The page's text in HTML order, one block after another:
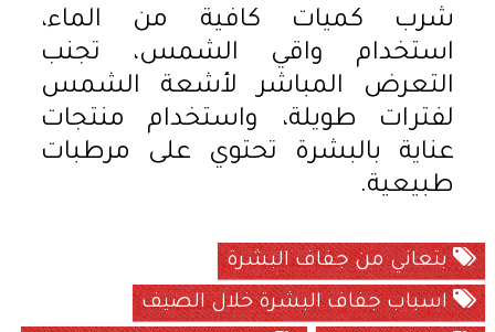
شرب كميات كافية من الماء،
استخدام واقي الشمس، تجنب
التعرض المباشر لأشعة الشمس
لفترات طويلة، واستخدام منتجات
عناية بالبشرة تحتوي على مرطبات
طبيعية.
بتعاني من جفاف البشرة
اسباب جفاف البشرة خلال الصيف